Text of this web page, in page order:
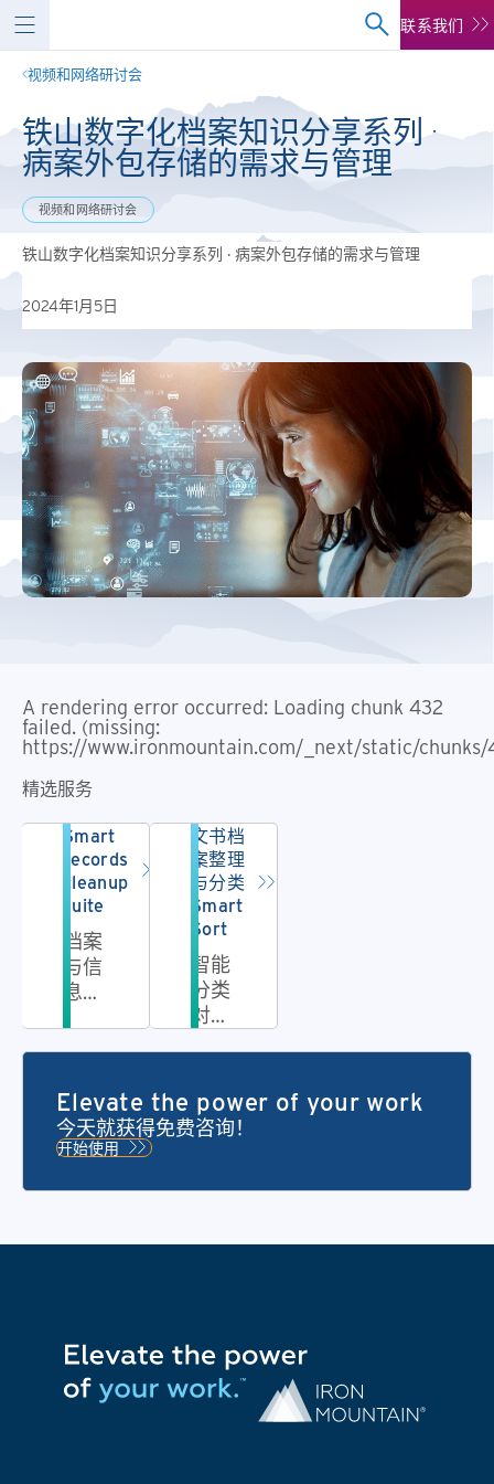
联系我们
视频和网络研讨会
铁山数字化档案知识分享系列 ·
病案外包存储的需求与管理
视频和网络研讨会
铁山数字化档案知识分享系列 · 病案外包存储的需求与管理
2024年1月5日
A rendering error occurred: Loading chunk 432
failed. (missing:
https://www.ironmountain.com/_next/static/chunks/
精选服务
Smart
records
cleanup
suite
档案
与信
息管
文书档
案整理
与分类
Smart
Sort
智能
分类
对纸
行大
批量
分
整理
理
Elevate the power of your work
今天就获得免费咨询！
开始使用